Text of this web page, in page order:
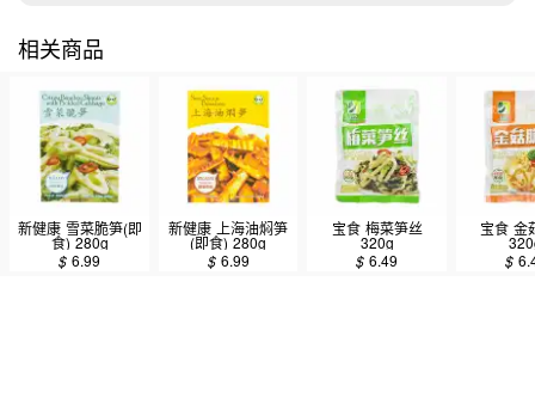
相关商品
新健康 雪菜脆笋(即
食) 280g
$6.99
新健康 上海油焖笋
(即食) 280g
$ 6.99
宝食 梅菜笋丝
320g
$6.49
宝食 金
$